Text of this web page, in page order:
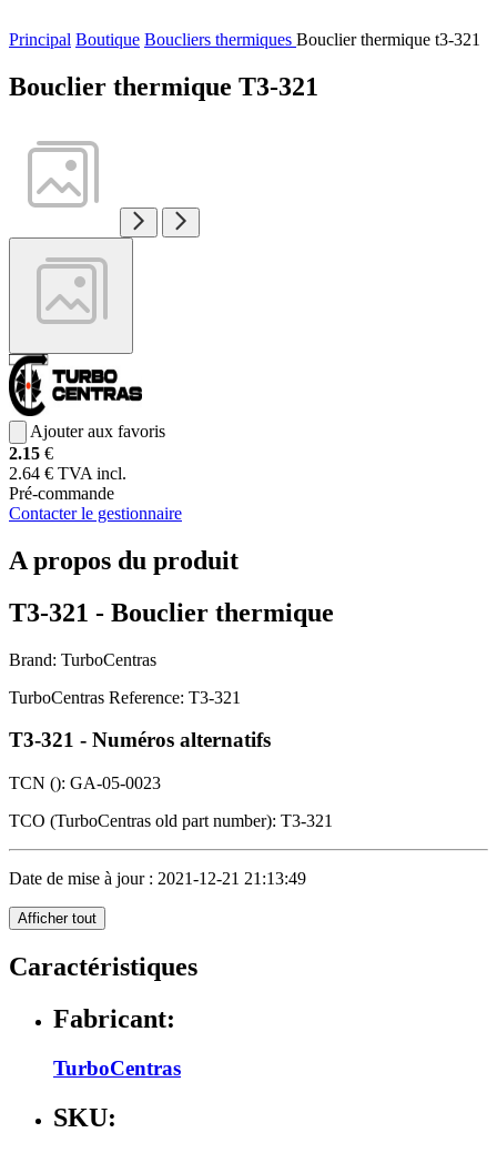
Principal Boutique Boucliers thermiques Bouclier thermique t3-321
Bouclier thermique T3-321
Ajouter aux favoris
2.15 €
2.64 € TVA incl.
Pré-commande
Contacter le gestionnaire
A propos du produit
T3-321 - Bouclier thermique
Brand: TurboCentras
TurboCentras Reference: T3-321
T3-321 - Numéros alternatifs
TCN (): GA-05-0023
TCO (TurboCentras old part number): T3-321
Date de mise à jour : 2021-12-21 21:13:49
Afficher tout
Caractéristiques
Fabricant:
TurboCentras
SKU: